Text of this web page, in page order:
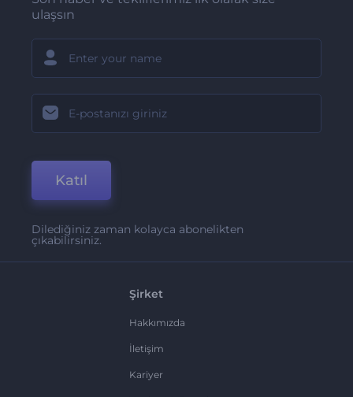
ulaşsın
Katıl
Dilediğiniz zaman kolayca abonelikten
çıkabilirsiniz.
Şirket
Hakkımızda
İletişim
Kariyer